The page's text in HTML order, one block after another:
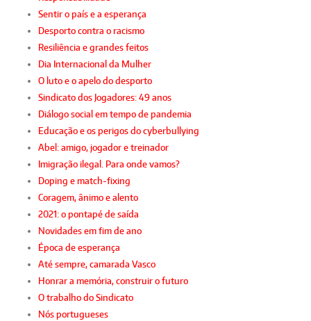
Sentir o país e a esperança
Desporto contra o racismo
Resiliência e grandes feitos
Dia Internacional da Mulher
O luto e o apelo do desporto
Sindicato dos Jogadores: 49 anos
Diálogo social em tempo de pandemia
Educação e os perigos do cyberbullying
Abel: amigo, jogador e treinador
Imigração ilegal. Para onde vamos?
Doping e match-fixing
Coragem, ânimo e alento
2021: o pontapé de saída
Novidades em fim de ano
Época de esperança
Até sempre, camarada Vasco
Honrar a memória, construir o futuro
O trabalho do Sindicato
Nós portugueses